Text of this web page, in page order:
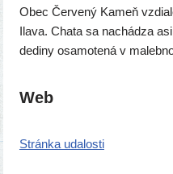
Obec Červený Kameň
Ilava. Chata sa nachá­dza
dedi­ny osa­mo­te­ná v
Web
Stránka uda­los­ti